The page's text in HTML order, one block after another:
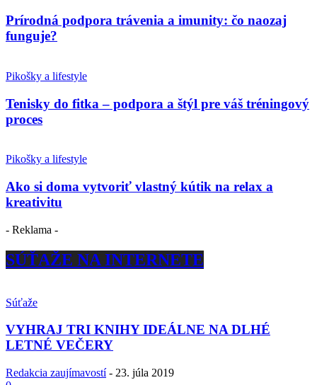
Prírodná podpora trávenia a imunity: čo naozaj
funguje?
Pikošky a lifestyle
Tenisky do fitka – podpora a štýl pre váš tréningový
proces
Pikošky a lifestyle
Ako si doma vytvoriť vlastný kútik na relax a
kreativitu
- Reklama -
SÚŤAŽE NA INTERNETE
Súťaže
VYHRAJ TRI KNIHY IDEÁLNE NA DLHÉ
LETNÉ VEČERY
Redakcia zaujímavostí - 23. júla 2019